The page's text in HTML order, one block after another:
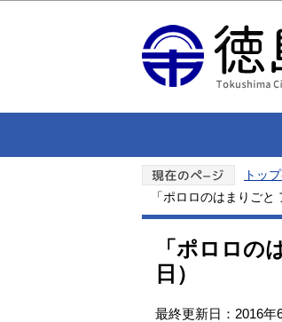
トッ
「ポロロのはまりご
「ポロロの
日）
最終更新日：2016年